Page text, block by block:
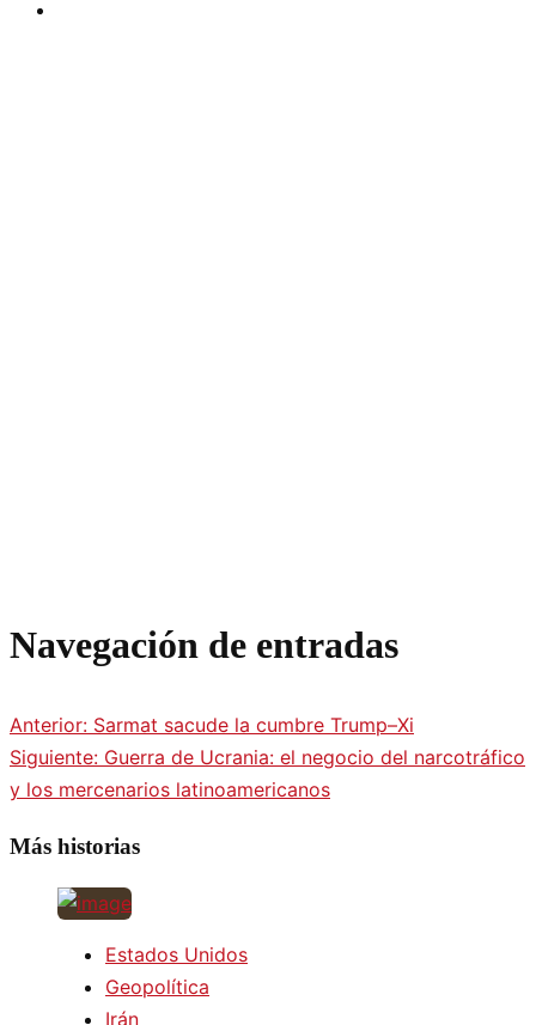
Navegación de entradas
Anterior: Sarmat sacude la cumbre Trump–Xi
Siguiente: Guerra de Ucrania: el negocio del narcotráfico
y los mercenarios latinoamericanos
Más historias
Estados Unidos
Geopolítica
Irán